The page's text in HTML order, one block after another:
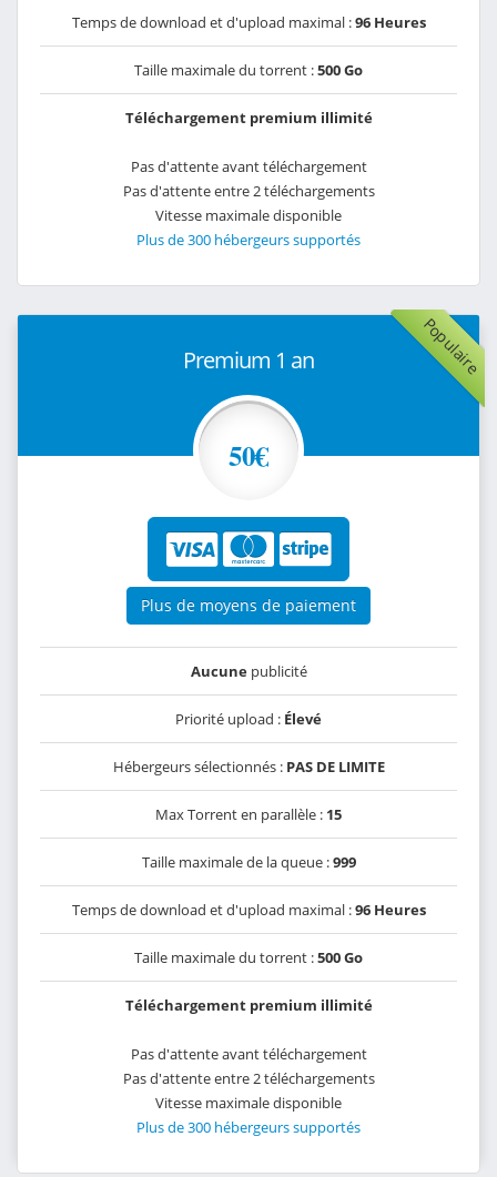
Temps de download et d'upload maximal :96 Heures
Taille maximale du torrent :500 Go
Téléchargement premium illimité
Pas d'attente avant téléchargement
Pas d'attente entre 2 téléchargements
Vitesse maximale disponible
Plus de 300 hébergeurs supportés
Populaire
Premium 1 an
50€
Plus de moyens de paiement
Aucunepublicité
Priorité upload : Élevé
Hébergeurs sélectionnés : PAS DE LIMITE
Max Torrent en parallèle : 15
Taille maximale de la queue :999
Temps de download et d'upload maximal :96 Heures
Taille maximale du torrent :500 Go
Téléchargement premium illimité
Pas d'attente avant téléchargement
Pas d'attente entre 2 téléchargements
Vitesse maximale disponible
Plus de 300 hébergeurs supportés